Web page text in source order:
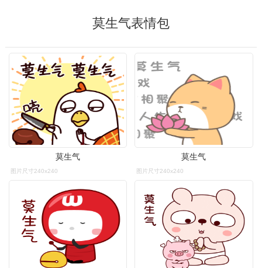
莫生气表情包
莫生气
图片尺寸240x240
莫生气
图片尺寸240x240